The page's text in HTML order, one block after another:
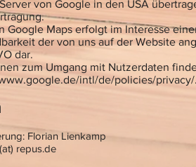
von Google in den USA
Google Maps erfolgt im Interesse
der von uns auf der Website
dar.
zum Umgang mit Nutzerdaten
intl/de/policies/privacy/
Florian Lienkamp
repus.de